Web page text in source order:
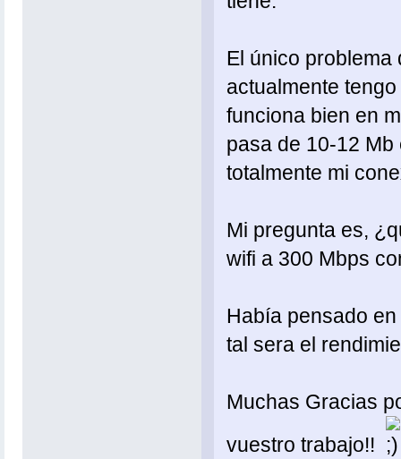
El único problema
actualmente
funciona bien en
pasa de 10-12
totalmente mi
Mi pregunta es,
wifi a 300 Mbps
Había pensado
tal sera el
Muchas Gracias
vuestro trabajo!!